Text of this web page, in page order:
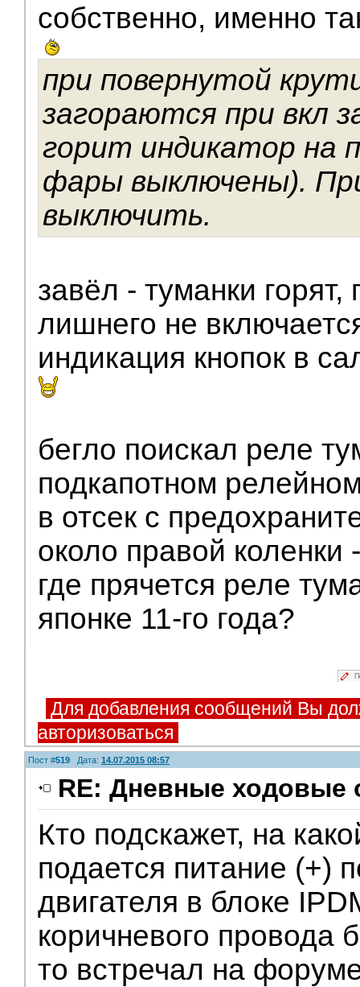
собственно, именно
при повернутой
загораются при вкл
горит индикатор на
фары выключены).
выключить.
завёл - туманки горят,
лишнего не
индикация кнопок в
бегло поискал реле
подкапотном
в отсек с
около правой
где прячется реле
японке 11-го года?
Для добавления сообщений Вы
авторизоваться
Пост #519 Дата: 14.07.2015 08:57
RE: Дневные ходовые
Кто подскажет, на
подается питание (+)
двигателя в блоке
коричневого провода
то встречал на